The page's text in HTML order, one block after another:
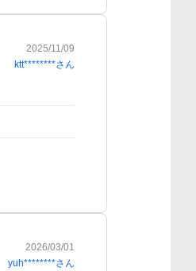
2025/11/09
ktt********さん
2026/03/01
yuh********さん